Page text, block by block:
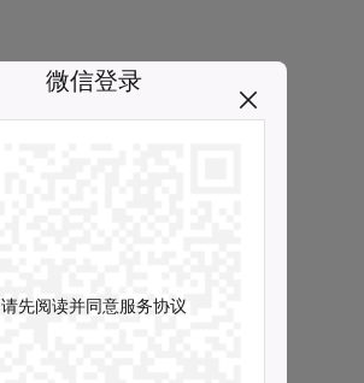
微信登录
请先阅读并同意服务协议